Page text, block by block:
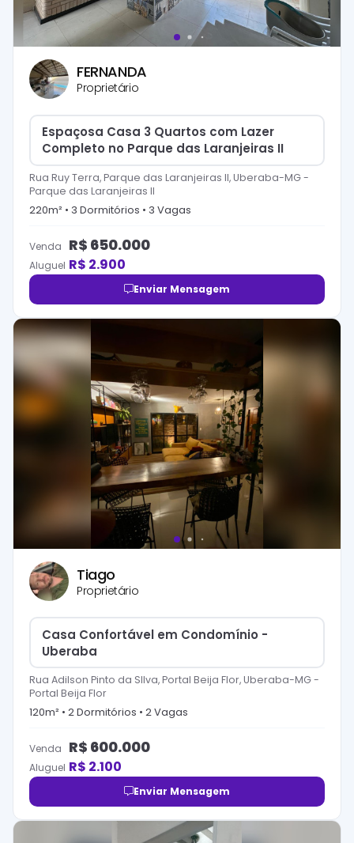
FERNANDA
Proprietário
Espaçosa Casa 3 Quartos com Lazer
Completo no Parque das Laranjeiras II
Rua Ruy Terra, Parque das Laranjeiras II, Uberaba-MG-
Parque das Laranjeiras II
220m² • 3 Dormitórios • 3 Vagas
Venda R$ 650.000
Aluguel R$ 2.900
Enviar Mensagem
Tiago
Proprietário
Casa Confortável em Condomínio -
Uberaba
Rua Adilson Pinto da SIlva, Portal Beija Flor, Uberaba-MG-
Portal Beija Flor
120m² • 2Dormitórios • 2Vagas
Venda R$ 600.000
Aluguel R$ 2.100
Enviar Mensagem